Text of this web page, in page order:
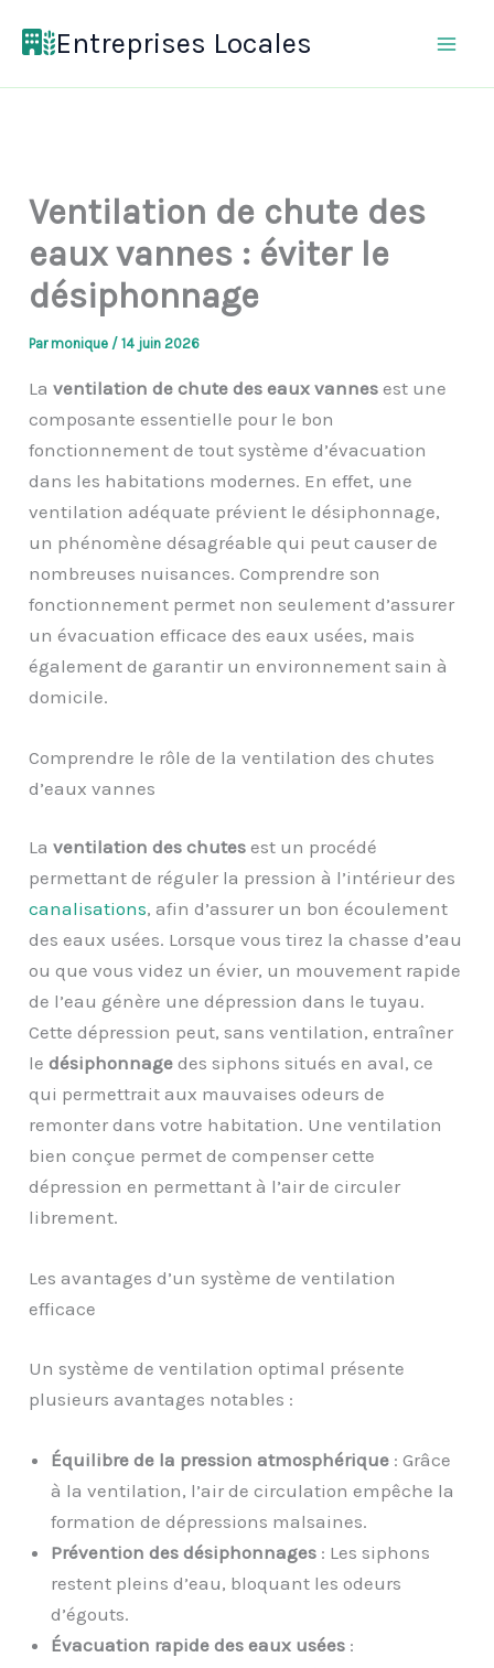
Entreprises Locales
Ventilation de chute des
eaux vannes : éviter le
désiphonnage
Parmonique /14 juin 2026
Laventilation de chute des eaux vannes est une
composante essentielle pour le bon
fonctionnement de tout système d’évacuation
dans les habitations modernes. En effet, une
ventilation adéquate prévient le désiphonnage,
un phénomène désagréable qui peut causer de
nombreuses nuisances. Comprendre son
fonctionnement permet non seulement d’assurer
un évacuation efficace des eaux usées, mais
également de garantir un environnement sain à
domicile.
Comprendre le rôle de la ventilation des chutes
d’eaux vannes
Laventilation des chutes est un procédé
permettant de réguler la pression à l’intérieur des
canalisations, afin d’assurer un bon écoulement
des eaux usées. Lorsque vous tirez la chasse d’eau
ou que vous videz un évier, un mouvement rapide
de l’eau génère une dépression dans le tuyau.
Cette dépression peut, sans ventilation, entraîner
ledésiphonnage des siphons situés en aval, ce
qui permettrait aux mauvaises odeurs de
remonter dans votre habitation. Une ventilation
bien conçue permet de compenser cette
dépression en permettant à l’air de circuler
librement.
Les avantages d’un système de ventilation
efficace
Un système de ventilation optimal présente
plusieurs avantages notables :
Équilibre de la pression atmosphérique : Grâce
à la ventilation, l’air de circulation empêche la
formation de dépressions malsaines.
Prévention des désiphonnages : Les siphons
restent pleins d’eau, bloquant les odeurs
d’égouts.
Évacuation rapide des eaux usées :